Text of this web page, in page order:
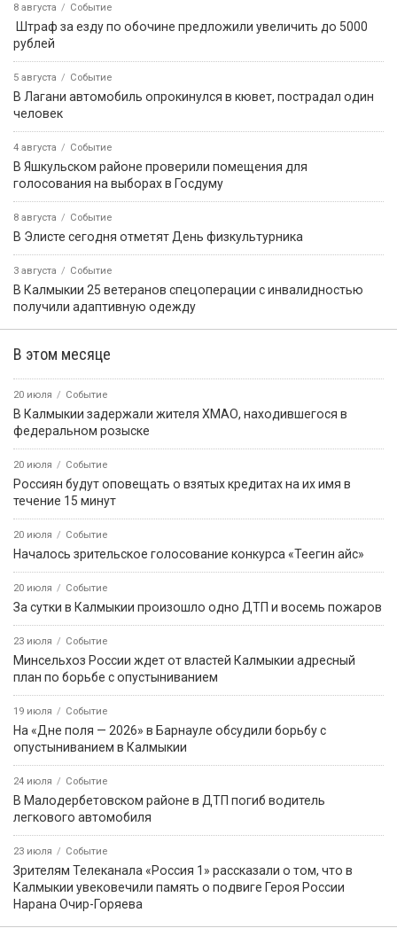
Картина дня
9 августа, 08:27 Событие
Бог создал Землю, а всё остальное на ней сделали
строители!
9 августа, 11:01 Событие
В Аргентине морской лев пробрался в каюту рыболовного
судна и уснул на кровати
9 августа, 13:23 Событие
9 августа — День воинской славы России
9 августа, 10:59 Событие
Решение о запрете вейпов — за региональными
законодателями
9 августа, 13:24 Событие
В Троицком потушили возгорание сухой растительности
9 августа, 18:50 Событие
В Приютненском районе потушили крупный пожар сухой
растительности
События недели
5 августа Событие
Звание «Почётный журналист Ставрополья» появится в
регионе по инициативе Михаила Ткачева
8 августа Событие
На месте ДТП в Калмыкии работают полицейские: погибла
несовершеннолетняя
8 августа Событие
️ Штраф за езду по обочине предложили увеличить до 5000
рублей
5 августа Событие
В Лагани автомобиль опрокинулся в кювет, пострадал один
ПРИЁМНАЯ ПРЕЗИДЕНТА РОССИЙСКОЙ
ФЕДЕРАЦИИ В РЕСПУБЛИКЕ КАЛМЫКИЯ